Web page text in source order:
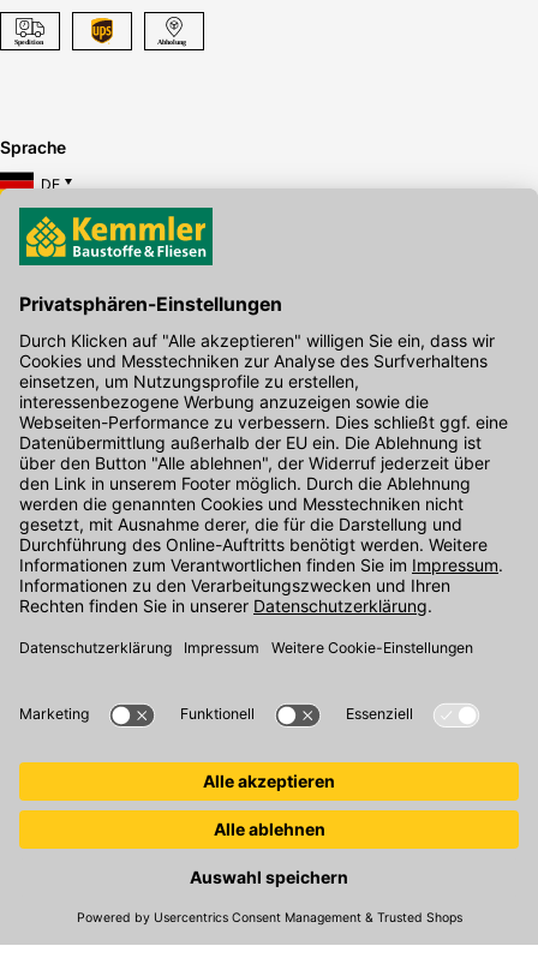
Sprache
DE
Hier gibt's die kostenlose App
Kontakt
Unser Onlineshop Team ist montags bis freitags von 08:00 - 17:00
Uhr unter der Telefonnummer07071 / 151-151für Sie erreichbar.
Alternativ können Sie unser Kontaktformular nutzen.
Den Kontakt direkt in unsere Niederlassungen finden Sie
© 2026 Kemmler Baustoffe GmbH